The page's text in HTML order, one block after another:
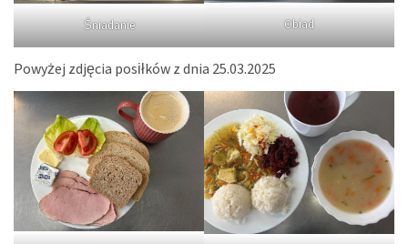
Śniadanie Obiad
Powyżej zdjęcia posiłków z dnia 25.03.2025